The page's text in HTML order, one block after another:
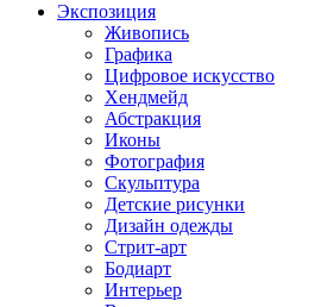
Экспозиция
Живопись
Графика
Цифровое искусство
Хендмейд
Абстракция
Иконы
Фотография
Скульптура
Детские рисунки
Дизайн одежды
Стрит-арт
Бодиарт
Интерьер